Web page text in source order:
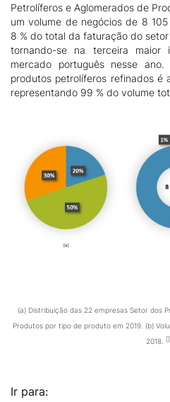
Petrolíferos e Aglomerados de
um volume de negócios de 8 105
8 % do total da faturação do
tornando-se na terceira maior
mercado português nesse
produtos petrolíferos refinados é
representando 99 % do volume
(a) Distribuição das 22 empresas Setor dos
Produtos por tipo de produto em 2019. (b)
2018.
Ir para: